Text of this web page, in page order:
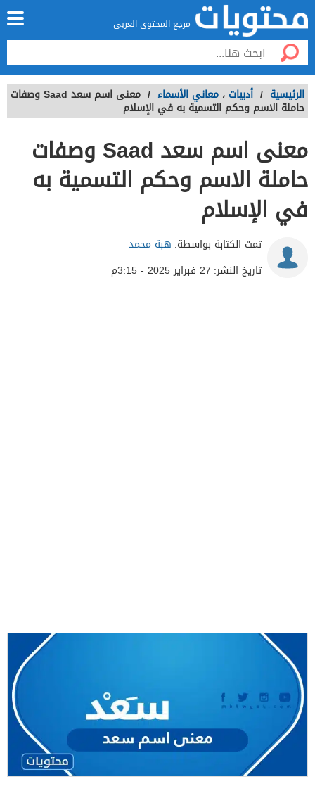
مرجع المحتوى العربي
الرئيسية / أدبيات ، معاني الأسماء / معنى اسم سعد Saad وصفات
حاملة الاسم وحكم التسمية به في الإسلام
معنى اسم سعد Saad وصفات
حاملة الاسم وحكم التسمية به
في الإسلام
تمت الكتابة بواسطة: هبة محمد
تاريخ النشر: 27 فبراير 2025 - 3:15م